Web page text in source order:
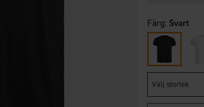
Färg: Svart
Välj storlek